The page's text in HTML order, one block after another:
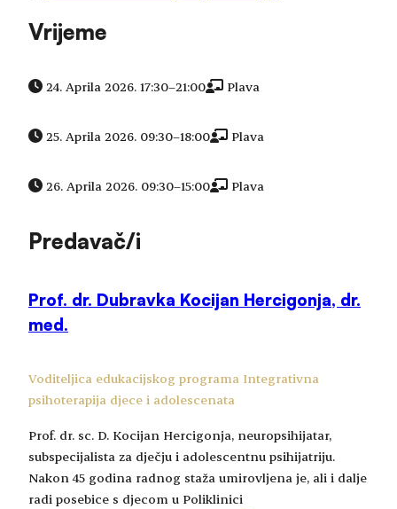
Vrijeme
24. Aprila 2026. 17:30–21:00 Plava
25. Aprila 2026. 09:30–18:00 Plava
26. Aprila 2026. 09:30–15:00 Plava
Predavač/i
Prof. dr. Dubravka Kocijan Hercigonja, dr.
med.
Voditeljica edukacijskog programa Integrativna
psihoterapija djece i adolescenata
Prof. dr. sc. D. Kocijan Hercigonja, neuropsihijatar,
subspecijalista za dječju i adolescentnu psihijatriju.
Nakon 45 godina radnog staža umirovljena je, ali i dalje
radi posebice s djecom u Poliklinici